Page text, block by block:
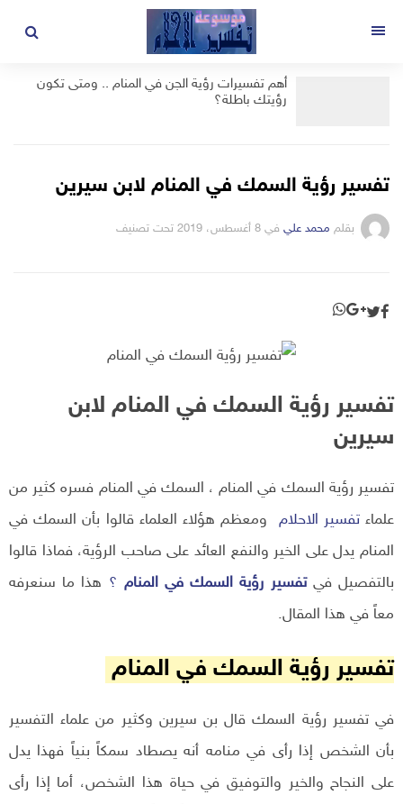
أهم تفسيرات رؤية الجن في المنام .. ومتى تكون
رؤيتك باطلة؟
تفسير رؤية السمك في المنام لابن سيرين
بقلم محمد علي في 8 أغسطس، 2019 تحت تصنيف
تفسير رؤية السمك في المنام لابن
سيرين
تفسير رؤية السمك في المنام ، السمك في المنام فسره كثير من
علماءتفسير الاحلام
ومعظم هؤلاء العلماء قالوا بأن السمك في
المنام يدل على الخير والنفع العائد على صاحب الرؤية، فماذا قالوا
بالتفصيل فيتفسير رؤية السمك في المنام ؟ هذا ما سنعرفه
معاً في هذا المقال.
تفسير رؤية السمك في المنام
في تفسير رؤية السمك قال بن سيرين وكثير من علماء التفسير
بأن الشخص إذا رأى في منامه أنه يصطاد سمكاً بنياً فهذا يدل
على النجاح والخير والتوفيق في حياة هذا الشخص، أما إذا رأى